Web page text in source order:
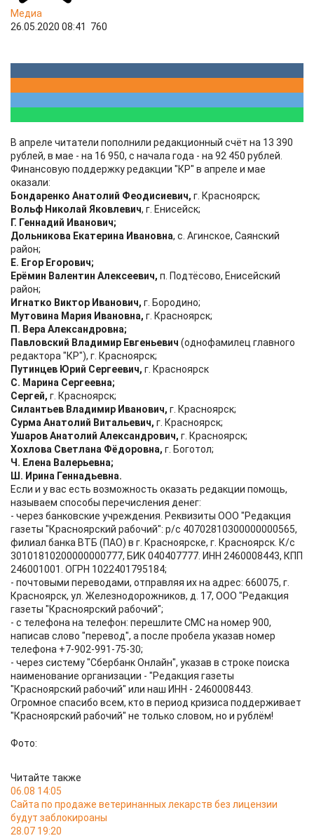
Медиа
26.05.2020 08:41
760
В апреле читатели пополнили редакционный счёт на 13 390
рублей, в мае - на 16 950, с начала года - на 92 450 рублей.
Финансовую поддержку редакции "КР" в апреле и мае
оказали:
Бондаренко Анатолий Феодисиевич, г. Красноярск;
Вольф Николай Яковлевич, г. Енисейск;
Г. Геннадий Иванович;
Дольникова Екатерина Ивановна, с. Агинское, Саянский
район;
Е. Егор Егорович;
Ерёмин Валентин Алексеевич, п. Подтёсово, Енисейский
район;
Игнатко Виктор Иванович, г. Бородино;
Мутовина Мария Ивановна, г. Красноярск;
П. Вера Александровна;
Павловский Владимир Евгеньевич (однофамилец главного
редактора "КР"), г. Красноярск;
Путинцев Юрий Сергеевич, г. Красноярск
С. Марина Сергеевна;
Сергей, г. Красноярск;
Силантьев Владимир Иванович, г. Красноярск;
Сурма Анатолий Витальевич, г. Красноярск;
Ушаров Анатолий Александрович, г. Красноярск;
Хохлова Светлана Фёдоровна, г. Боготол;
Ч. Елена Валерьевна;
Ш. Ирина Геннадьевна.
Если и у вас есть возможность оказать редакции помощь,
называем способы перечисления денег:
- через банковские учреждения. Реквизиты ООО "Редакция
газеты "Красноярский рабочий": р/с 40702810300000000565,
филиал банка ВТБ (ПАО) в г. Красноярске, г. Красноярск. К/с
30101810200000000777, БИК 040407777. ИНН 2460008443, КПП
246001001. ОГРН 1022401795184;
- почтовыми переводами, отправляя их на адрес: 660075, г.
Красноярск, ул. Железнодорожников, д. 17, ООО "Редакция
газеты "Красноярский рабочий";
- с телефона на телефон: перешлите СМС на номер 900,
написав слово "перевод", а после пробела указав номер
телефона +7-902-991-75-30;
- через систему "Сбербанк Онлайн", указав в строке поиска
наименование организации - "Редакция газеты
"Красноярский рабочий" или наш ИНН - 2460008443.
Огромное спасибо всем, кто в период кризиса поддерживает
"Красноярский рабочий" не только словом, но и рублём!
Фото:
Читайте также
06.08 14:05
Сайта по продаже ветеринанных лекарств без лицензии
будут заблокироаны
28.07 19:20